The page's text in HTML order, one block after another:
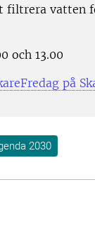
filtrera vatten
och 13.00
på
2030